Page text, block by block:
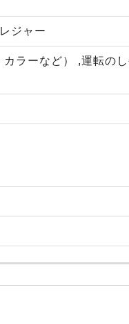
ジャー
カラーなど） ,運転の